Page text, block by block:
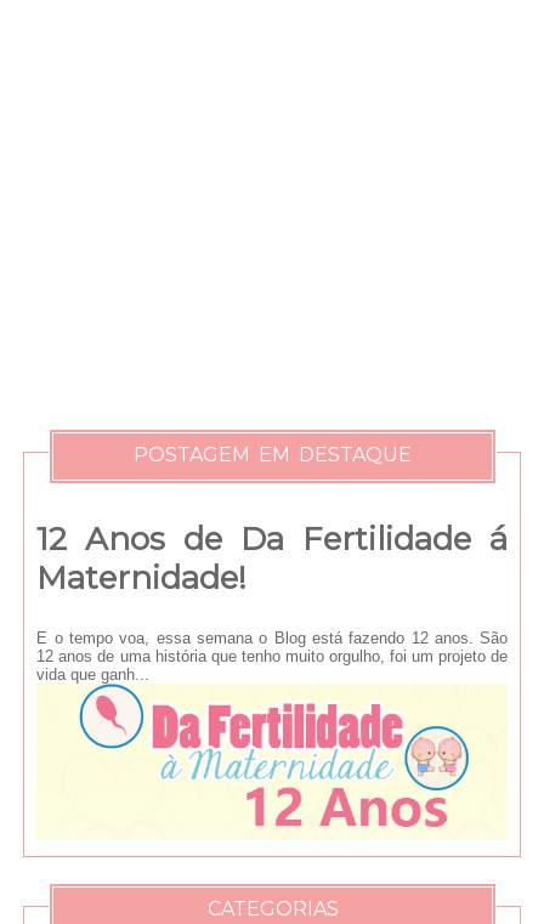
POSTAGEM EM DESTAQUE
12 Anos de Da Fertilidade á
Maternidade!
E o tempo voa, essa semana o Blog está fazendo 12 anos. São
12 anos de uma história que tenho muito orgulho, foi um projeto de
vida que ganh...
CATEGORIAS